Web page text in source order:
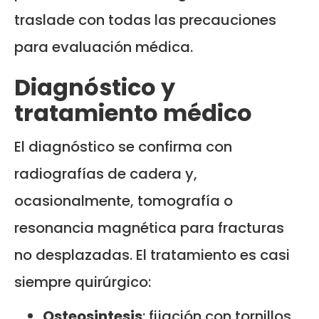
traslade con todas las precauciones
para evaluación médica.
Diagnóstico y
tratamiento médico
El diagnóstico se confirma con
radiografías de cadera y,
ocasionalmente, tomografía o
resonancia magnética para fracturas
no desplazadas. El tratamiento es casi
siempre quirúrgico: